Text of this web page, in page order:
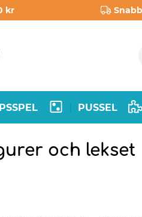
kr
PUSSEL
och lekset